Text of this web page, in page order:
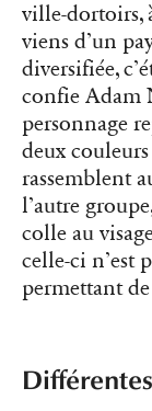
ville-dortoirs,
viens d’un
diversifiée,
confie Adam
personnage
deux
rassemblent
l’autre
colle au
celle-ci n’est
permettant